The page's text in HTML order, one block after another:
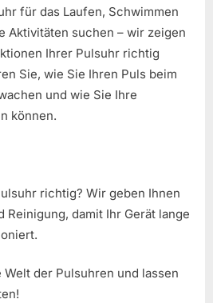
für das Laufen, Schwimmen
Aktivitäten suchen – wir zeigen
Ihrer Pulsuhr richtig
Sie, wie Sie Ihren Puls beim
und wie Sie Ihre
können.
richtig? Wir geben Ihnen
Reinigung, damit Ihr Gerät lange
der Pulsuhren und lassen